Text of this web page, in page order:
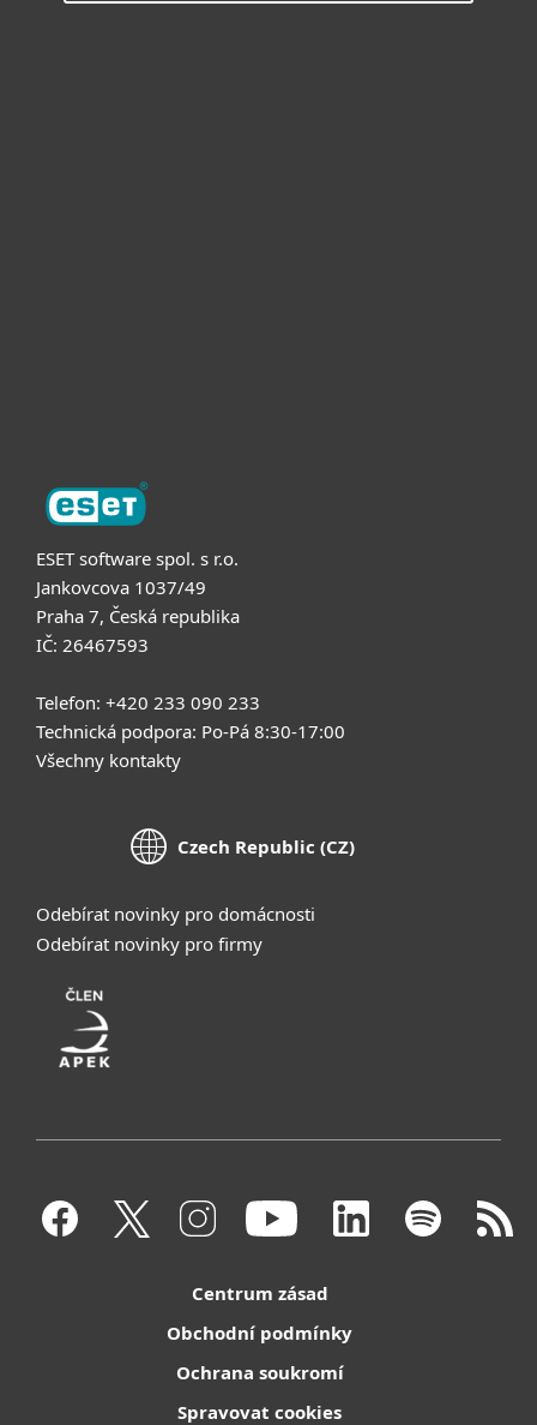
ESET software spol. s r.o.
Jankovcova 1037/49
Praha 7, Česká republika
IČ: 26467593
Telefon: +420 233 090 233
Technická podpora: Po-Pá 8:30-17:00
Všechny kontakty
Czech Republic (CZ)
Odebírat novinky pro domácnosti
Odebírat novinky pro firmy
Centrum zásad
Obchodní podmínky
Ochrana soukromí
Spravovat cookies